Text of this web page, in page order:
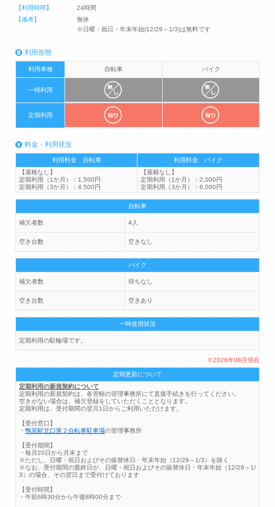
【利用時間】
24時間
【備考】
無休
※日曜・祝日・年末年始(12/29～1/3)は無料です
利用形態
利用車種 自転車 バイク
一時利用
定期利用
料金・利用状況
利用料金 自転車
利用料金 バイク
【屋根なし】
定期利用（1か月）：1,500円
定期利用（3か月）：4,500円
【屋根なし】
定期利用（1か月）：2,000円
定期利用（3か月）：6,000円
自転車
補欠者数 4人
空き台数 空きなし
バイク
補欠者数 待ちなし
空き台数 空きあり
一時使用状況
定期利用の駐輪場です。
※2026年08月現在
定期更新について
定期利用の新規契約について
定期利用の新規契約は、各管轄の管理事務所にて直接手続きを行ってください。
空きがない場合は、補欠登録をしていただくこととなります。
定期利用は、受付期間の翌月1日からご利用いただけます。
【受付窓口】
・ 鴨居駅北口第２自転車駐車場の管理事務所
【受付期間】
・毎月20日から月末まで
※ただし、日曜・祝日およびその振替休日・年末年始（12/29～1/3）を除く
※なお、受付期間の最終日が、日曜・祝日およびその振替休日・年末年始（12/29～1/
3）の場合、その翌日まで受付けております
【受付時間】
・午前6時30分から午後8時00分まで